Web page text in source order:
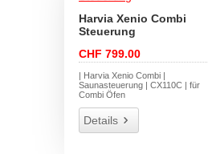
Harvia Xenio Combi
Steuerung
CHF 799.00
| Harvia Xenio Combi |
Saunasteuerung | CX110C | für
Combi Öfen
Details